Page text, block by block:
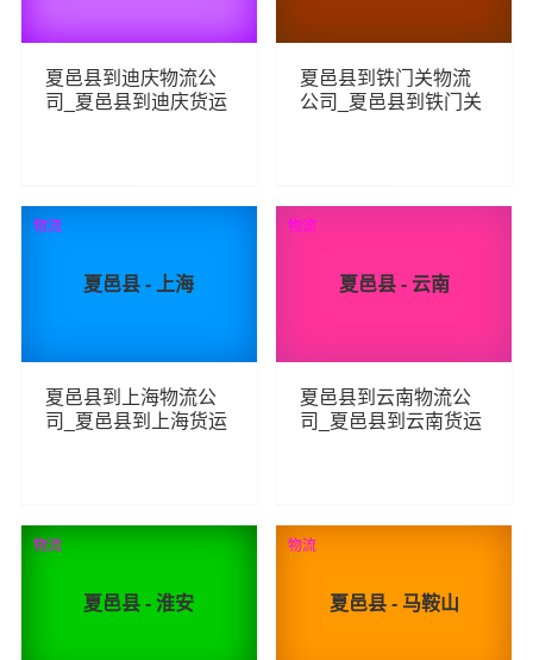
夏邑县到迪庆物流公
司_夏邑县到迪庆货运
61 查看详细
夏邑县到铁门关物流
公司_夏邑县到铁门关
79 查看详细
夏邑县 - 上海
夏邑县到上海物流公
司_夏邑县到上海货运
80 查看详细
物流
夏邑县 - 云南
夏邑县到云南物流公
司_夏邑县到云南货运
81 查看详细
物流
夏邑县 - 淮安
物流
夏邑县 - 马鞍山
物流